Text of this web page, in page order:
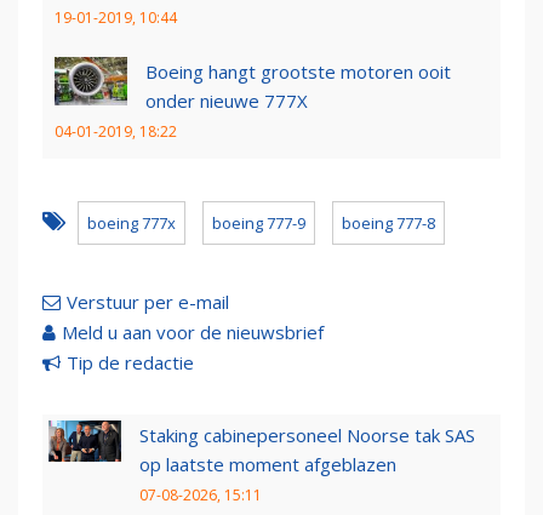
19-01-2019, 10:44
Boeing hangt grootste motoren ooit
onder nieuwe 777X
04-01-2019, 18:22
boeing 777x boeing 777-9 boeing 777-8
Verstuur per e-mail
Meld u aan voor de nieuwsbrief
Tip de redactie
Staking cabinepersoneel Noorse tak SAS
op laatste moment afgeblazen
07-08-2026, 15:11